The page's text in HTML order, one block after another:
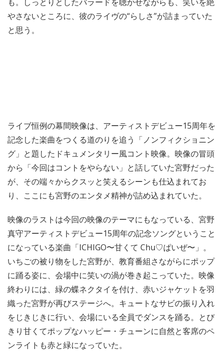
やさないところに、彼のライヴの“らしさ”が詰まっていた
と思う。
ライブ恒例の幕間映像は、アーティストデビュー15周年を
記念した楽曲をつくる道のりを追う「ノンフィクショニン
グ」と題したドキュメンタリー風コント映像。映像の冒頭
から「今回はコントをやらない」と話していた宮野だった
が、その端々からクスッと笑えるシーンも仕込まれてお
り、ここにも宮野のエンタメ精神が詰め込まれていた。
映像のラストは今回の映像のテーマにもなっている、宮野
真守アーティストデビュー15周年の記念ソングということ
になっている楽曲「ICHIGO〜甘くて Chu♡ぱいぜ〜」。
いちごの被り物をした宮野が、教育番組さながらにポップ
に踊る姿に、会場中に笑いの渦が巻き起こっていた。映像
終わりには、緑の蝶ネクタイを付け、赤いジャケットを羽
織った宮野が再びステージへ。キュートなサビの振り入れ
をじきじきに行い、会場にいる全員でダンスを踊る。とび
きり甘くてポップなハッピー・チューンに自然と客席のペ
ンライトも赤と緑になっていた。